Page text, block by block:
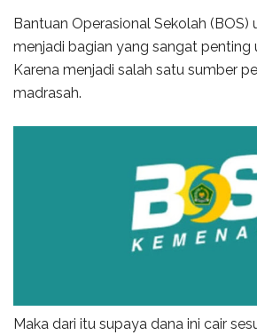
Bantuan Operasional Sekolah (BOS)
menjadi bagian yang sangat penting
Karena menjadi salah satu sumber
madrasah.
Maka dari itu supaya dana ini cair